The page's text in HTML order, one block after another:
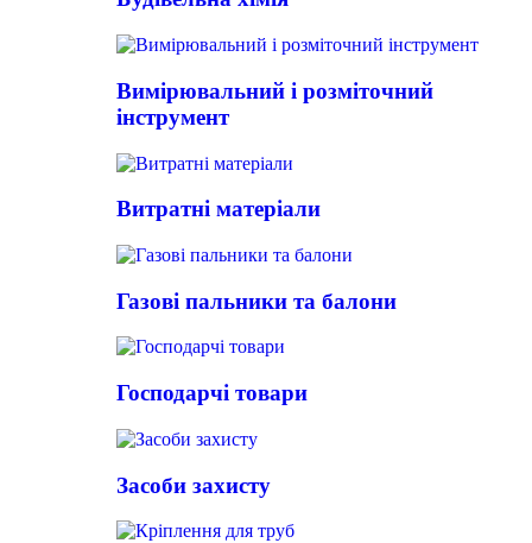
Вимірювальний і розміточний
інструмент
Витратні матеріали
Газові пальники та балони
Господарчі товари
Засоби захисту